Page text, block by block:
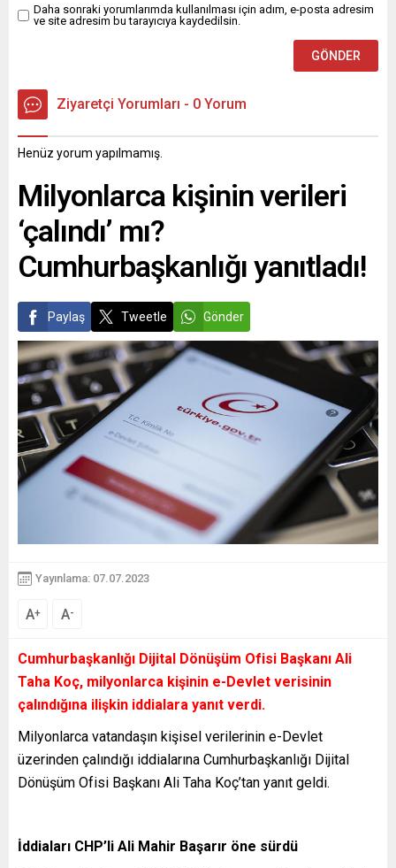
Daha sonraki yorumlarımda kullanılması için adım, e-posta adresim
ve site adresim bu tarayıcıya kaydedilsin.
Ziyaretçi Yorumları - 0 Yorum
Henüz yorum yapılmamış.
Milyonlarca kişinin verileri
‘çalındı’ mı?
Cumhurbaşkanlığı yanıtladı!
Paylaş Tweetle Gönder
Yayınlama: 07.07.2023
A+ A-
Cumhurbaşkanlığı Dijital Dönüşüm Ofisi Başkanı Ali
Taha Koç, milyonlarca kişinin e-Devlet verisinin
çalındığına ilişkin iddialara yanıt verdi.
Milyonlarca vatandaşın kişisel verilerinin e-Devlet
üzerinden çalındığı iddialarına Cumhurbaşkanlığı Dijital
Dönüşüm Ofisi Başkanı Ali Taha Koç’tan yanıt geldi.
İddiaları CHP’li Ali Mahir Başarır öne sürdü